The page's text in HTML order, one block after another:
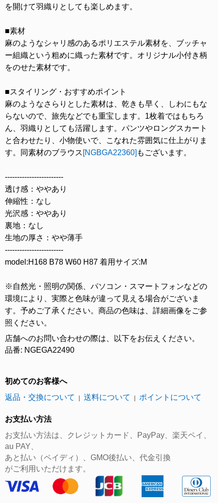
を開けて羽織りとしても楽しめます。
■素材
麻のようなシャリ感のあるポリエステル素材を、ブッチャ
ー組織という粗めに織った素材です。オリジナル小付き柄
をのせた素材です。
■スタイリング・おすすめポイント
麻のようなさらりとした素材は、乾きも早く、しわにもな
らないので、旅先などでも重宝します。1枚着ではもちろ
ん、羽織りとしても活躍します。パンツやロングスカート
と合わせたり、小物使いで、こなれた雰囲気に仕上がりま
す。同素材のブラウス [NGBGA22360] もございます。
------------------------
透け感：ややあり
伸縮性：なし
光沢感：ややあり
裏地：なし
生地の厚さ：やや薄手
------------------------
model:H168 B78 W60 H87 着用サイズ:M
※自然光・照明の関係、パソコン・スマートフォンなどの
環境により、実際と色味が違って見える場合がございま
す。予めご了承ください。商品の色味は、詳細画像をご参
照ください。
店舗へのお問い合わせの際は、以下をお伝えください。
品番: NGEGA22490
初めてのお客様へ
返品・交換について
｜ 送料について ｜ ポイントについて
お支払い方法
お支払い方法は、クレジットカード、PayPay、楽天ペイ、
au PAY、
あと払い（ペイディ）、GMO後払い、代金引換
がご利用いただけます。